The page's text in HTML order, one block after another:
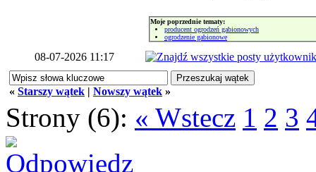
Moje poprzednie tematy:
producent ogrodzeń gabionowych
ogrodzenie gabionowe
08-07-2026 11:17
« Starszy wątek | Nowszy wątek »
Strony (6): « Wstecz 1 2 3